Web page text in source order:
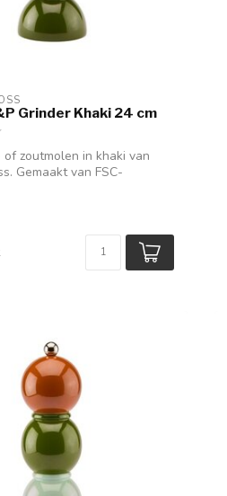
Grinder Khaki 24 cm
of zoutmolen in khaki van
Gemaakt van FSC-